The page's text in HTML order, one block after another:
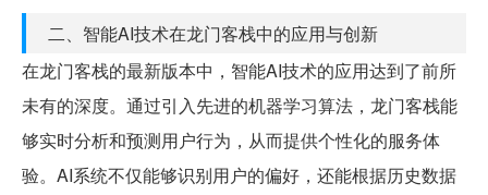
二、智能AI技术在龙门客栈中的应用与创新
在龙门客栈的最新版本中，智能AI技术的应用达到了前所
未有的深度。通过引入先进的机器学习算法，龙门客栈能
够实时分析和预测用户行为，从而提供个性化的服务体
验。AI系统不仅能够识别用户的偏好，还能根据历史数据